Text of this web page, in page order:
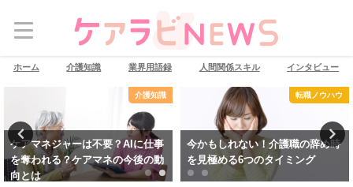
ホーム 介護知識 業界用語録 人間関係スキル インタビュー
介護知識
ケアマネジャーは不要？AIに仕事
を奪われる？ケアマネの今後の動
向とは
転職ノウハウ
今かもしれない！介護職の辞め時
を見極める6つのタイミング